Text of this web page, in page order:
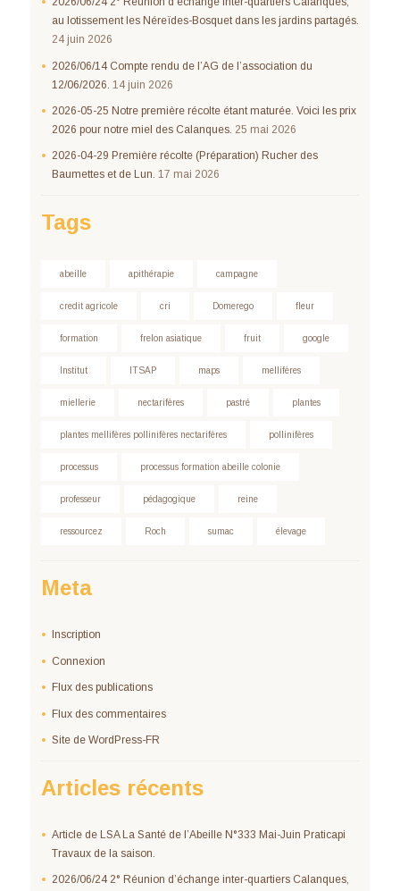
au lotissement les Néreïdes-Bosquet dans les jardins partagés.
24 juin 2026
2026/06/14 Compte rendu de l’AG de l’association du
12/06/2026. 14 juin 2026
2026-05-25 Notre première récolte étant maturée. Voici les prix
2026 pour notre miel des Calanques. 25 mai 2026
2026-04-29 Première récolte (Préparation) Rucher des
Baumettes et de Lun. 17 mai 2026
Tags
abeille apithérapie campagne
credit agricole cri Domerego fleur
formation frelon asiatique fruit google
Institut ITSAP maps mellifères
miellerie nectarifères pastré plantes
plantes mellifères pollinifères nectarifères pollinifères
processus processus formation abeille colonie
professeur pédagogique reine
ressourcez Roch sumac élevage
Meta
Inscription
Connexion
Flux des publications
Flux des commentaires
Site de WordPress-FR
Articles récents
Article de LSA La Santé de l’Abeille N°333 Mai-Juin Praticapi
Travaux de la saison.
2026/06/24 2° Réunion d’échange inter-quartiers Calanques,